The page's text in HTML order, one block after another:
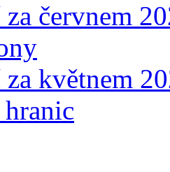
červnem
květnem